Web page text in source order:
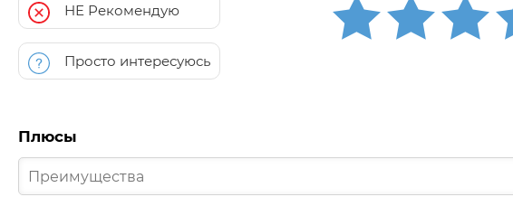
НЕ Рекомендую
Просто интересуюсь
Плюсы